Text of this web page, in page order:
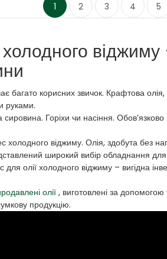
1 2 3 4 5
багато корисних звичок. Крафтова
руками.
сировина. Горіхи чи насіння.
холодного віджиму. Олія, здобута без
широкий вибір обладнання
для олії холодного віджиму – вигідна
олії , виготовлені за
продукцію.